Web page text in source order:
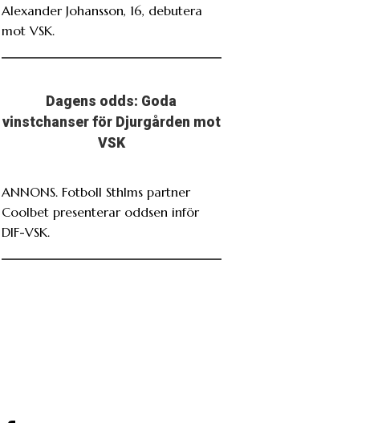
Alexander Johansson, 16, debutera
mot VSK.
Dagens odds: Goda
vinstchanser för Djurgården mot
VSK
ANNONS. Fotboll Sthlms partner
Coolbet presenterar oddsen inför
DIF-VSK.